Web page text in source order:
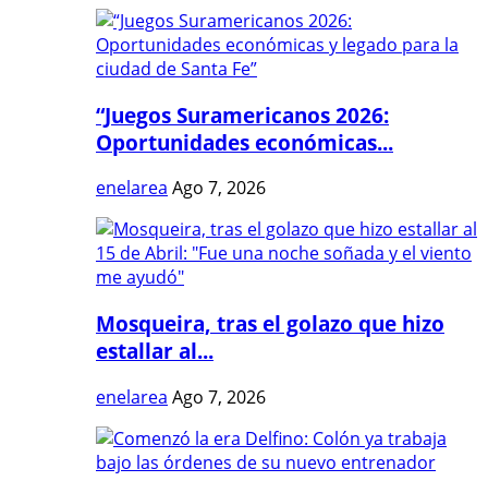
“Juegos Suramericanos 2026:
Oportunidades económicas...
enelarea Ago 7, 2026
Mosqueira, tras el golazo que hizo
estallar al...
enelarea Ago 7, 2026